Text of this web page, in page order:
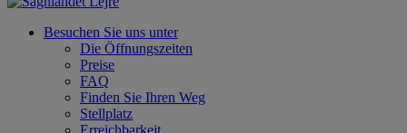
Besuchen Sie uns unter
Die Öffnungszeiten
Preise
FAQ
Finden Sie Ihren Weg
Stellplatz
Erreichbarkeit